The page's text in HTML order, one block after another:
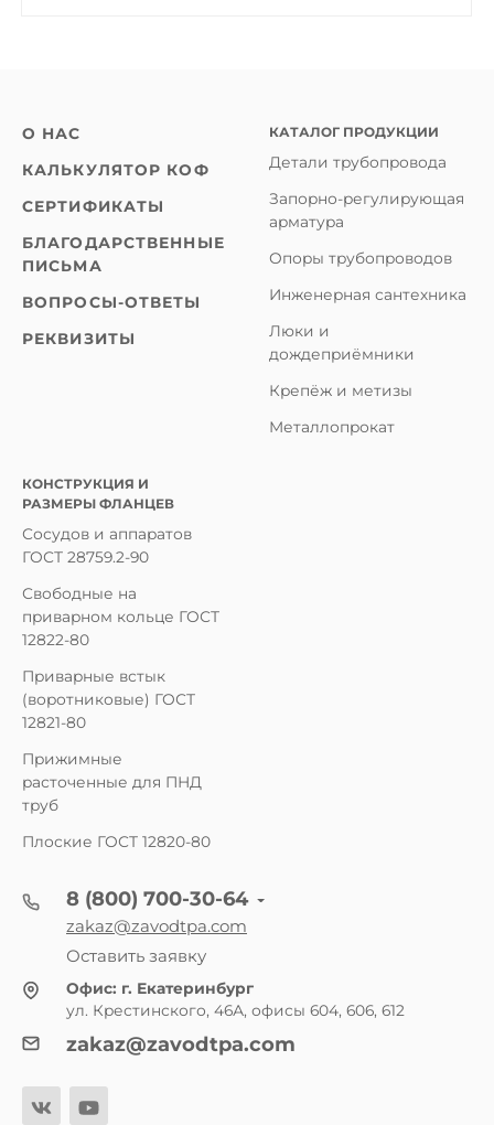
О НАС
КАЛЬКУЛЯТОР КОФ
СЕРТИФИКАТЫ
БЛАГОДАРСТВЕННЫЕ
ПИСЬМА
ВОПРОСЫ-ОТВЕТЫ
РЕКВИЗИТЫ
КАТАЛОГ ПРОДУКЦИИ
Детали трубопровода
Запорно-регулирующая
арматура
Опоры трубопроводов
Инженерная сантехника
Люки и
дождеприёмники
Крепёж и метизы
Металлопрокат
КОНСТРУКЦИЯ И
РАЗМЕРЫ ФЛАНЦЕВ
Сосудов и аппаратов
ГОСТ 28759.2-90
Свободные на
приварном кольце ГОСТ
12822-80
Приварные встык
(воротниковые) ГОСТ
12821-80
Прижимные
расточенные для ПНД
труб
Плоские ГОСТ 12820-80
8 (800) 700-30-64
zakaz@zavodtpa.com
Оставить заявку
Офис: г. Екатеринбург
ул. Крестинского, 46А, офисы 604, 606, 612
zakaz@zavodtpa.com